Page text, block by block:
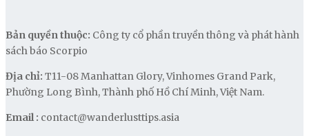
Bản quyền thuộc: Công ty cổ phần truyền thông và phát hành
sách báo Scorpio
Địa chỉ: T11-08 Manhattan Glory, Vinhomes Grand Park,
Phường Long Bình, Thành phố Hồ Chí Minh, Việt Nam.
Email : contact@wanderlusttips.asia